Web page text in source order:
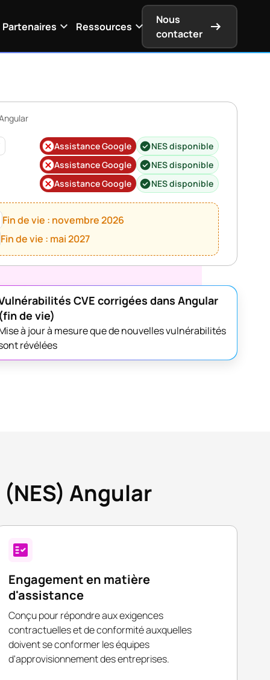
Partenaires Ressources
Nous
contacter
Assistance Google
NES disponible
Assistance Google
NES disponible
Assistance Google NES disponible
Fin de vie : novembre 2026
Fin de vie : mai 2027
CVE corrigées dans Angular
(fin de vie)
à jour à mesure que de nouvelles vulnérabilités
révélées
Angular
Engagement en matière
d'assistance
Conçu pour répondre aux exigences
contractuelles et de conformité auxquelles
doivent se conformer les équipes
d'approvisionnement des entreprises.